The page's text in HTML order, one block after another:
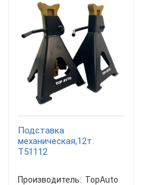
Подставка
механическая,12т.
T51112
Производитель: TopAuto